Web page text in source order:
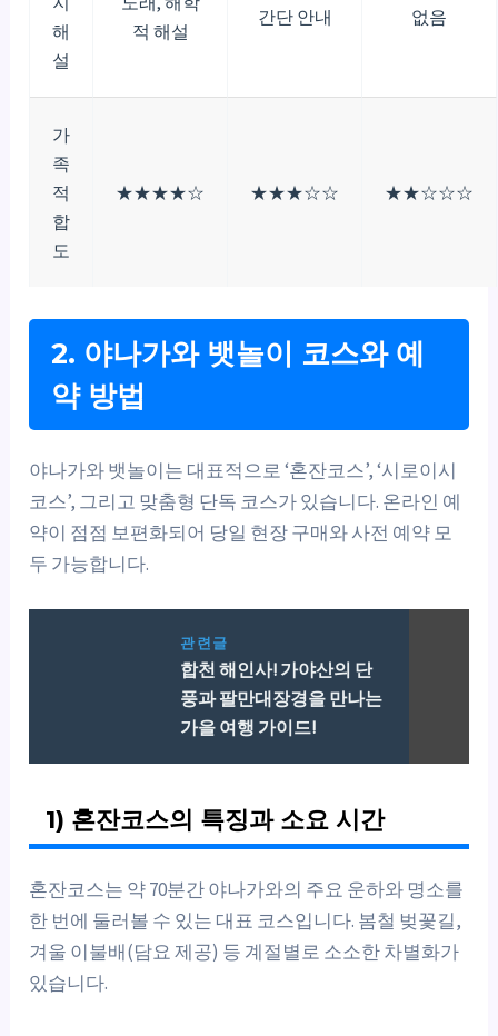
해
설
적 해설
간단 안내 없음
가
족
적
합
도
★★★★☆ ★★★☆☆ ★★☆☆☆
2. 야나가와 뱃놀이 코스와 예
약 방법
야나가와 뱃놀이는 대표적으로 ‘혼잔코스’, ‘시로이시
코스’, 그리고 맞춤형 단독 코스가 있습니다. 온라인 예
약이 점점 보편화되어 당일 현장 구매와 사전 예약 모
두 가능합니다.
관련글
합천 해인사! 가야산의 단
풍과 팔만대장경을 만나는
가을 여행 가이드!
1) 혼잔코스의 특징과 소요 시간
혼잔코스는 약 70분간 야나가와의 주요 운하와 명소를
한 번에 둘러볼 수 있는 대표 코스입니다. 봄철 벚꽃길,
겨울 이불배(담요 제공) 등 계절별로 소소한 차별화가
있습니다.